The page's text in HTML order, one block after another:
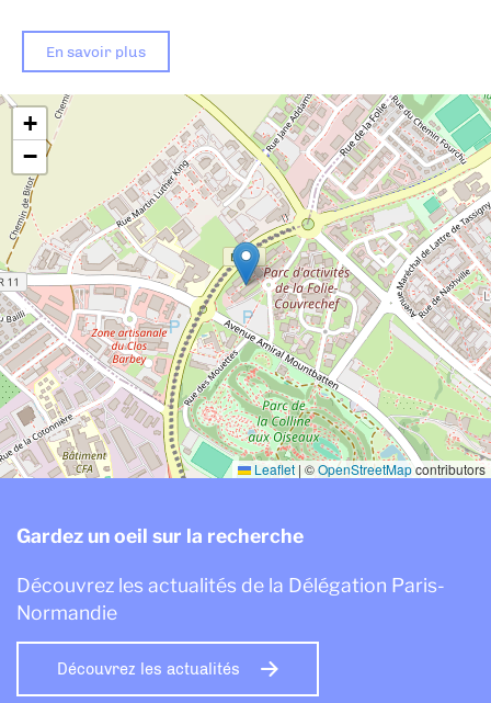
+
−
Leaflet | ©OpenStreetMapcontributors
En savoir plus
Gardez un oeil sur la recherche
Découvrez les actualités de la Délégation Paris-
Normandie
Découvrez les actualités